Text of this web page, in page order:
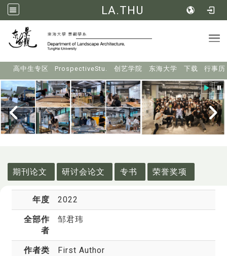
LA.THU
高中生专区 ProspectiveStu. 创艺学院 东海大学 下载 行事历
期刊论文
研讨会论文 专书 荣誉奖项
年度 2022
全部作
者
邹君玮
作者类
First Author